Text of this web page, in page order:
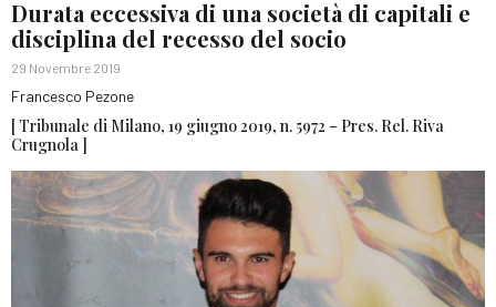
Durata eccessiva di una società di capitali e
disciplina del recesso del socio
29 Novembre 2019
Francesco Pezone
[ Tribunale di Milano, 19 giugno 2019, n. 5972 – Pres. Rel. Riva
Crugnola ]